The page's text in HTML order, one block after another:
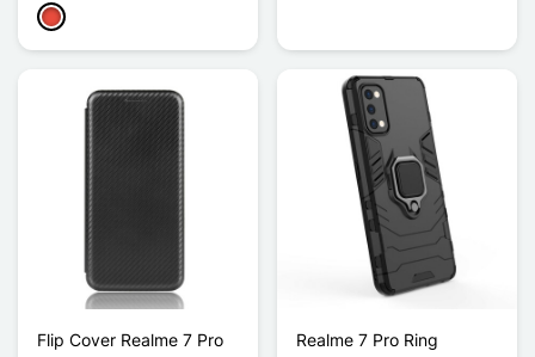
Punainen
Flip Cover Realme 7 Pro
Realme 7 Pro Ring